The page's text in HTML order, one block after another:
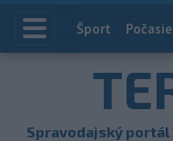
Index
Šport Počasie
Spravodajský